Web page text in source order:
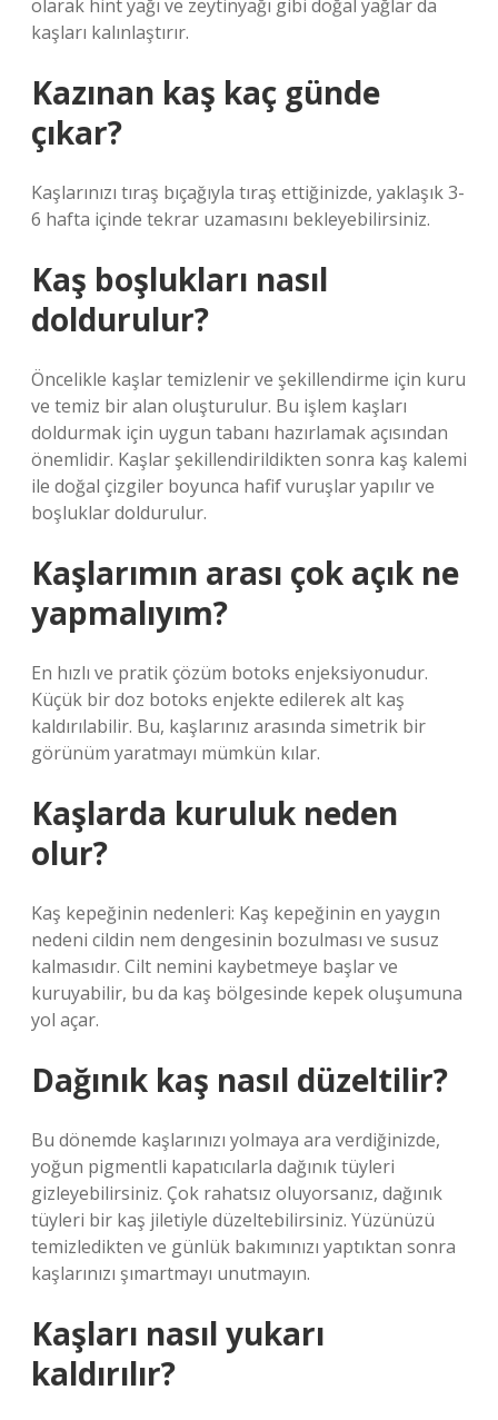
olarak hint yağı ve zeytinyağı gibi doğal yağlar da
kaşları kalınlaştırır.
Kazınan kaş kaç günde
çıkar?
Kaşlarınızı tıraş bıçağıyla tıraş ettiğinizde, yaklaşık 3-
6 hafta içinde tekrar uzamasını bekleyebilirsiniz.
Kaş boşlukları nasıl
doldurulur?
Öncelikle kaşlar temizlenir ve şekillendirme için kuru
ve temiz bir alan oluşturulur. Bu işlem kaşları
doldurmak için uygun tabanı hazırlamak açısından
önemlidir. Kaşlar şekillendirildikten sonra kaş kalemi
ile doğal çizgiler boyunca hafif vuruşlar yapılır ve
boşluklar doldurulur.
Kaşlarımın arası çok açık ne
yapmalıyım?
En hızlı ve pratik çözüm botoks enjeksiyonudur.
Küçük bir doz botoks enjekte edilerek alt kaş
kaldırılabilir. Bu, kaşlarınız arasında simetrik bir
görünüm yaratmayı mümkün kılar.
Kaşlarda kuruluk neden
olur?
Kaş kepeğinin nedenleri: Kaş kepeğinin en yaygın
nedeni cildin nem dengesinin bozulması ve susuz
kalmasıdır. Cilt nemini kaybetmeye başlar ve
kuruyabilir, bu da kaş bölgesinde kepek oluşumuna
yol açar.
Dağınık kaş nasıl düzeltilir?
Bu dönemde kaşlarınızı yolmaya ara verdiğinizde,
yoğun pigmentli kapatıcılarla dağınık tüyleri
gizleyebilirsiniz. Çok rahatsız oluyorsanız, dağınık
tüyleri bir kaş jiletiyle düzeltebilirsiniz. Yüzünüzü
temizledikten ve günlük bakımınızı yaptıktan sonra
kaşlarınızı şımartmayı unutmayın.
Kaşları nasıl yukarı
kaldırılır?